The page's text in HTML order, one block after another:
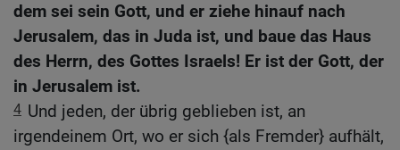
dem sei sein Gott, und er ziehe hinauf nach
Jerusalem, das in Juda ist, und baue das Haus
des Herrn, des Gottes Israels! Er ist der Gott, der
in Jerusalem ist.
4 Und jeden, der übrig geblieben ist, an
irgendeinem Ort, wo er sich {als Fremder} aufhält,